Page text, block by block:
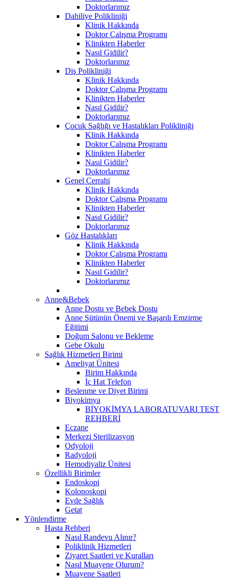
Doktorlarımız
Dahiliye Polikliniği
Klinik Hakkında
Doktor Çalışma Programı
Klinikten Haberler
Nasıl Gidilir?
Doktorlarımız
Diş Polikliniği
Klinik Hakkında
Doktor Çalışma Programı
Klinikten Haberler
Nasıl Gidilir?
Doktorlarımız
Çocuk Sağlığı ve Hastalıkları Polikliniği
Klinik Hakkında
Doktor Çalışma Programı
Klinikten Haberler
Nasıl Gidilir?
Doktorlarımız
Genel Cerrahi
Klinik Hakkında
Doktor Çalışma Programı
Klinikten Haberler
Nasıl Gidilir?
Doktorlarımız
Göz Hastalıkları
Klinik Hakkında
Doktor Çalışma Programı
Klinikten Haberler
Nasıl Gidilir?
Doktorlarımız
Anne&Bebek
Anne Dostu ve Bebek Dostu
Anne Sütünün Önemi ve Başarılı Emzirme
Eğitimi
Doğum Salonu ve Bekleme
Gebe Okulu
Sağlık Hizmetleri Birimi
Ameliyat Ünitesi
Birim Hakkında
İç Hat Telefon
Beslenme ve Diyet Birimi
Biyokimya
BİYOKİMYA LABORATUVARI TEST
REHBERİ
Eczane
Merkezi Sterilizasyon
Odyoloji
Radyoloji
Hemodiyaliz Ünitesi
Özellikli Birimler
Endoskopi
Kolonoskopi
Evde Sağlık
Getat
Yönlendirme
Hasta Rehberi
Nasıl Randevu Alınır?
Poliklinik Hizmetleri
Ziyaret Saatleri ve Kuralları
Nasıl Muayene Olurum?
Muayene Saatleri